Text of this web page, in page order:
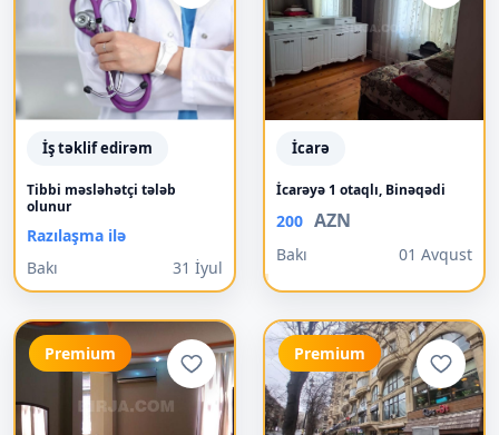
İş təklif edirəm
Tibbi məsləhətçi tələb
olunur
Razılaşma ilə
Bakı
31 İyul
İcarə
İcarəyə 1 otaqlı, Binəqədi
200 AZN
Bakı 01 Avqust
Premium Premium